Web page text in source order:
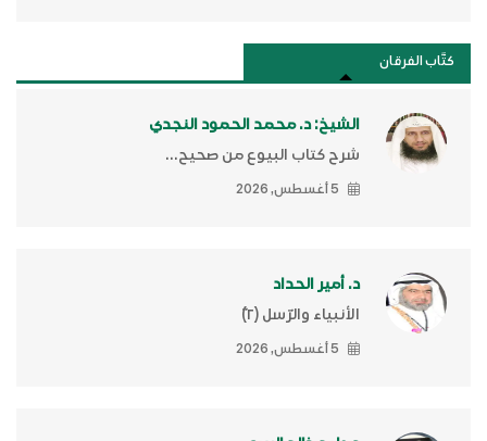
كتَّاب الفرقان
الشيخ: د. محمد الحمود النجدي
شرح كتاب البيوع من صحيح...
5 أغسطس, 2026
د. أمير الحداد
الأنبياء والرّسل (٢)ّ
5 أغسطس, 2026